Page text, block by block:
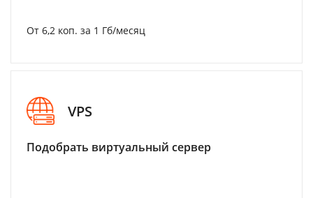
От 6,2 коп. за 1 Гб/месяц
VPS
Подобрать виртуальный сервер